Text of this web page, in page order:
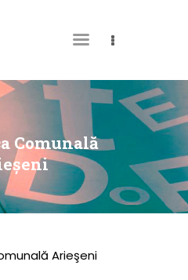
Comunală
DE
Arieşeni